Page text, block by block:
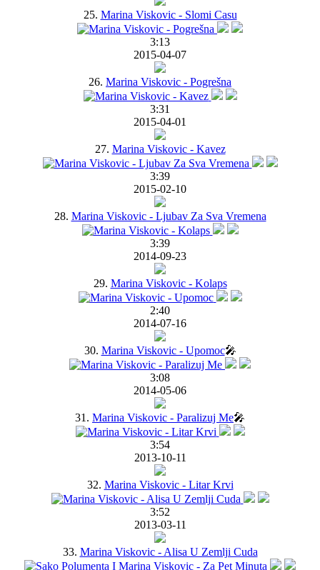
25. Marina Viskovic - Slomi Casu
3:13
2015-04-07
26. Marina Viskovic - Pogrešna
3:31
2015-04-01
27. Marina Viskovic - Kavez
3:39
2015-02-10
28. Marina Viskovic - Ljubav Za Sva Vremena
3:39
2014-09-23
29. Marina Viskovic - Kolaps
2:40
2014-07-16
30. Marina Viskovic - Upomoc🎤
3:08
2014-05-06
31. Marina Viskovic - Paralizuj Me🎤
3:54
2013-10-11
32. Marina Viskovic - Litar Krvi
3:52
2013-03-11
33. Marina Viskovic - Alisa U Zemlji Cuda